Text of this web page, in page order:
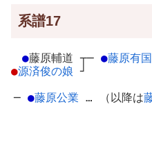
系譜17
●藤原輔道 ┬
●源済俊の娘 ┘
─ ●藤原有国
─ ●藤原公業 … （以降は